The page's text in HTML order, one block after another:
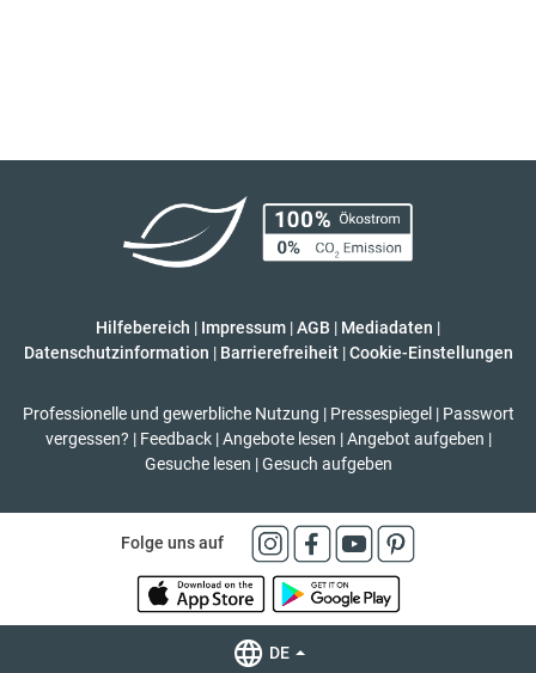
Hilfebereich | Impressum |AGB | Mediadaten |
Datenschutzinformation | Barrierefreiheit | Cookie-Einstellungen
Professionelle und gewerbliche Nutzung | Pressespiegel | Passwort
vergessen? | Feedback | Angebote lesen | Angebot aufgeben |
Gesuche lesen | Gesuch aufgeben
Folge uns auf
DE